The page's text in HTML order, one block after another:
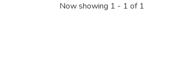
Now showing 1 - 1 of 1